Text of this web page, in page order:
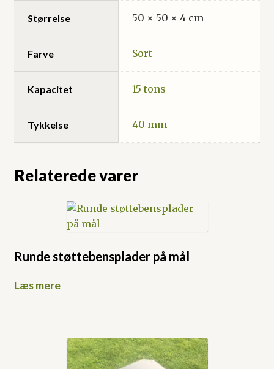
Størrelse 50 × 50 × 4 cm
Farve Sort
Kapacitet 15 tons
Tykkelse 40 mm
Relaterede varer
Runde støttebensplader på mål
Læs mere